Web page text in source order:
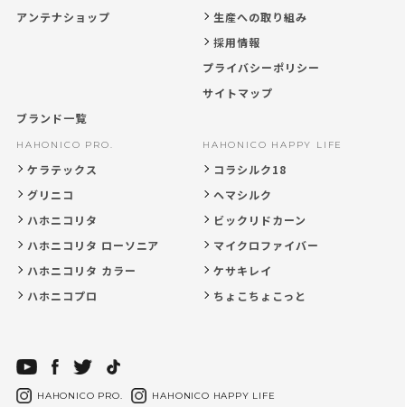
アンテナショップ
ブランド一覧
HAHONICO PRO.
ケラテックス
グリニコ
ハホニコリタ
ハホニコリタ ローソニア
ハホニコリタ カラー
ハホニコプロ
HAHONICO HAPPY LIFE
コラシルク18
ヘマシルク
ビックリドカーン
マイクロファイバー
ケサキレイ
ちょこちょこっと
生産への取り組み
採用情報
プライバシーポリシー
サイトマップ
HAHONICO PRO. HAHONICO HAPPY LIFE